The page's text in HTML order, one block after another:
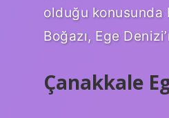
olduğu konusunda
Boğazı, Ege
Çanakkale